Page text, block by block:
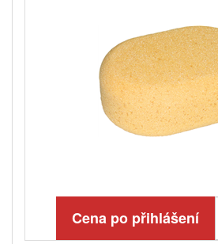
Cena po přihlášení